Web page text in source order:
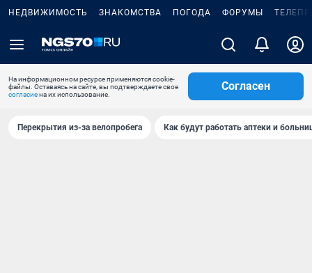
НЕДВИЖИМОСТЬ ЗНАКОМСТВА ПОГОДА ФОРУМЫ
На информационном ресурсе применяются cookie-
файлы. Оставаясь на сайте, вы подтверждаете свое
согласиена их использование.
Согласен
Перекрытия из-за велопробега Как будут работать аптеки и